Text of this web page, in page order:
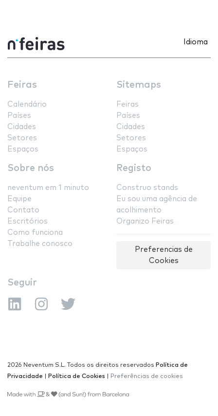
Idioma
Feiras
Calendário
Países
Cidades
Setores
Espaços
Sitemaps
Feiras
Países
Cidades
Setores
Espaços
Sobre nós
neventum em 1 minuto
Equipe
Contato
Escritórios
Como funciona
Trabalhe conosco
Registo
Construo stands
Eu sou uma agência de
acolhimento
Organizo Feiras
Preferencias de
Cookies
Seguir
2026 Neventum S.L. Todos os direitos reservados Política de
Privacidade
Política de Cookies Preferências de cookies